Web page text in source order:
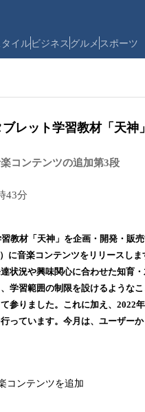
イルビジネス グルメ スポーツ
レット学習教材「天神
コンテンツの追加第3段
43分
教材「天神」を企画・開発・販
に音楽コンテンツをリリースしま
状況や興味関心に合わせた知育
学習範囲の制限を設けるような
参りました。これに加え、2022
っています。今⽉は、ユーザー
コンテンツを追加